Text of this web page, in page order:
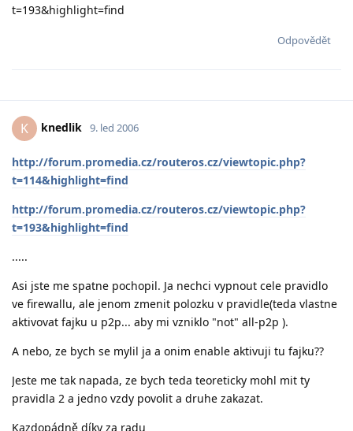
t=193&highlight=find
Odpovědět
K knedlik 9. led 2006
http://forum.promedia.cz/routeros.cz/viewtopic.php?
t=114&highlight=find
http://forum.promedia.cz/routeros.cz/viewtopic.php?
t=193&highlight=find
.....
Asi jste me spatne pochopil. Ja nechci vypnout cele pravidlo
ve firewallu, ale jenom zmenit polozku v pravidle(teda vlastne
aktivovat fajku u p2p... aby mi vzniklo "not" all-p2p ).
A nebo, ze bych se mylil ja a onim enable aktivuji tu fajku??
Jeste me tak napada, ze bych teda teoreticky mohl mit ty
pravidla 2 a jedno vzdy povolit a druhe zakazat.
Kazdopádně díky za radu